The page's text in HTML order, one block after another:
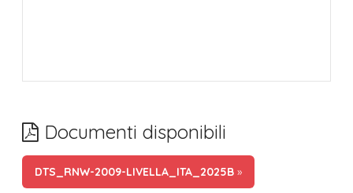
Documenti disponibili
DTS_RNW-2009-LIVELLA_ITA_2025B »